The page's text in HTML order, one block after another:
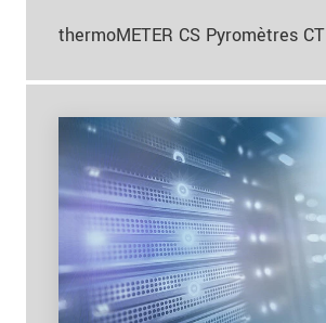
thermoMETER CS Pyromètres CT